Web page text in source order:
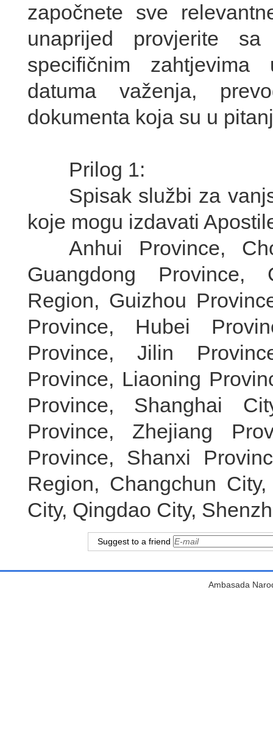
započnete sve
unaprijed provjerite
specifičnim
datuma važenja,
dokumenta koja su u
Prilog 1:
Spisak službi za
koje mogu izdavati
Anhui Province,
Guangdong Province,
Region, Guizhou
Province, Hubei
Province, Jilin
Province, Liaoning
Province, Shanghai
Province, Zhejiang
Province, Shanxi
Region, Changchun
City, Qingdao City,
Suggest to a friend
Ambasada